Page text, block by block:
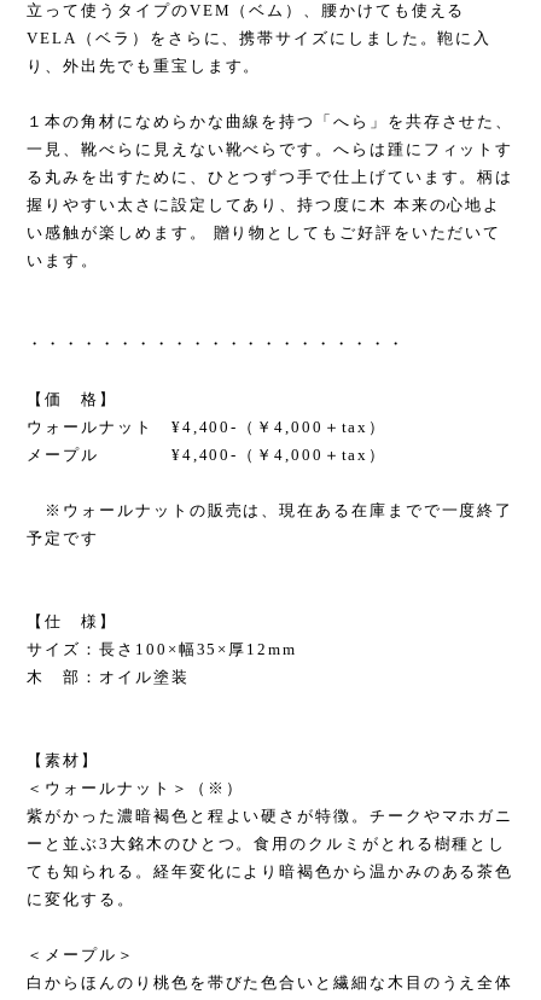
立って使うタイプのVEM（ベム）、腰かけても使える
VELA（ベラ）をさらに、携帯サイズにしました。鞄に入
り、外出先でも重宝します。
１本の角材になめらかな曲線を持つ「へら」を共存させた、
一見、靴べらに見えない靴べらです。へらは踵にフィットす
る丸みを出すために、ひとつずつ手で仕上げています。柄は
握りやすい太さに設定してあり、持つ度に木 本来の心地よ
い感触が楽しめます。 贈り物としてもご好評をいただいて
います。
・・・・・・・・・・・・・・・・・・・・・
【価 格】
ウォールナット ¥4,400-（￥4,000＋tax）
メープル ¥4,400-（￥4,000＋tax）
※ウォールナットの販売は、現在ある在庫までで一度終了
予定です
【仕 様】
サイズ：長さ100×幅35×厚12mm
木 部：オイル塗装
【素材】
＜ウォールナット＞（※）
紫がかった濃暗褐色と程よい硬さが特徴。チークやマホガニ
ーと並ぶ3大銘木のひとつ。食用のクルミがとれる樹種とし
ても知られる。経年変化により暗褐色から温かみのある茶色
に変化する。
＜メープル＞
白からほんのり桃色を帯びた色合いと繊細な木目のうえ全体